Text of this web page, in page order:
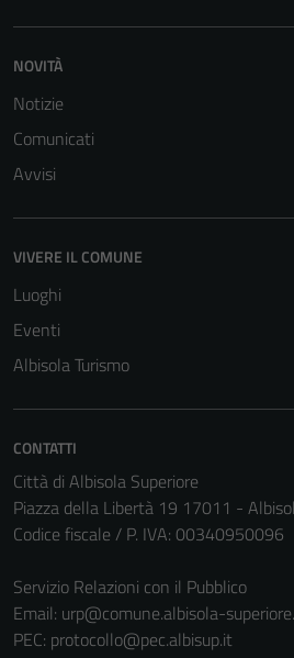
NOVITÀ
Notizie
Comunicati
Avvisi
VIVERE IL COMUNE
Luoghi
Eventi
Albisola Turismo
CONTATTI
Città di Albisola Superiore
Piazza della Libertà 19 17011 -
Codice fiscale / P. IVA: 00340950096
Servizio Relazioni con il Pubblico
Email: urp@comune.albisola-
PEC: protocollo@pec.albisup.it